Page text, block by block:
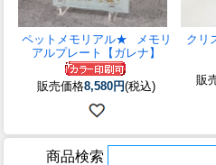
ペットメモリアル★
メモリ
アルプレート【ガレナ】
販売価格8,580円(税込)
クリ
販
商品検索